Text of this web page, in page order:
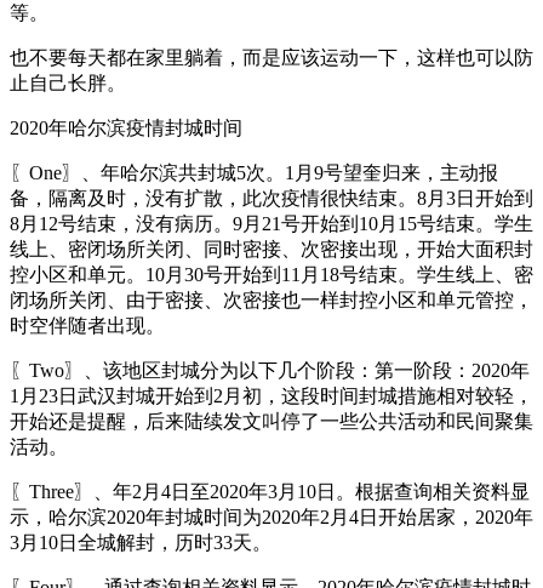
等。
也不要每天都在家里躺着，而是应该运动一下，这样也可以防
止自己长胖。
2020年哈尔滨疫情封城时间
〖One〗、年哈尔滨共封城5次。1月9号望奎归来，主动报
备，隔离及时，没有扩散，此次疫情很快结束。8月3日开始到
8月12号结束，没有病历。9月21号开始到10月15号结束。学生
线上、密闭场所关闭、同时密接、次密接出现，开始大面积封
控小区和单元。10月30号开始到11月18号结束。学生线上、密
闭场所关闭、由于密接、次密接也一样封控小区和单元管控，
时空伴随者出现。
〖Two〗、该地区封城分为以下几个阶段：第一阶段：2020年
1月23日武汉封城开始到2月初，这段时间封城措施相对较轻，
开始还是提醒，后来陆续发文叫停了一些公共活动和民间聚集
活动。
〖Three〗、年2月4日至2020年3月10日。根据查询相关资料显
示，哈尔滨2020年封城时间为2020年2月4日开始居家，2020年
3月10日全城解封，历时33天。